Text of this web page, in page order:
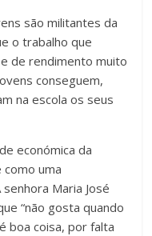
são militantes da
o trabalho que
de rendimento muito
conseguem,
na escola os seus
económica da
como uma
Maria José
“não gosta quando
boa coisa, por falta